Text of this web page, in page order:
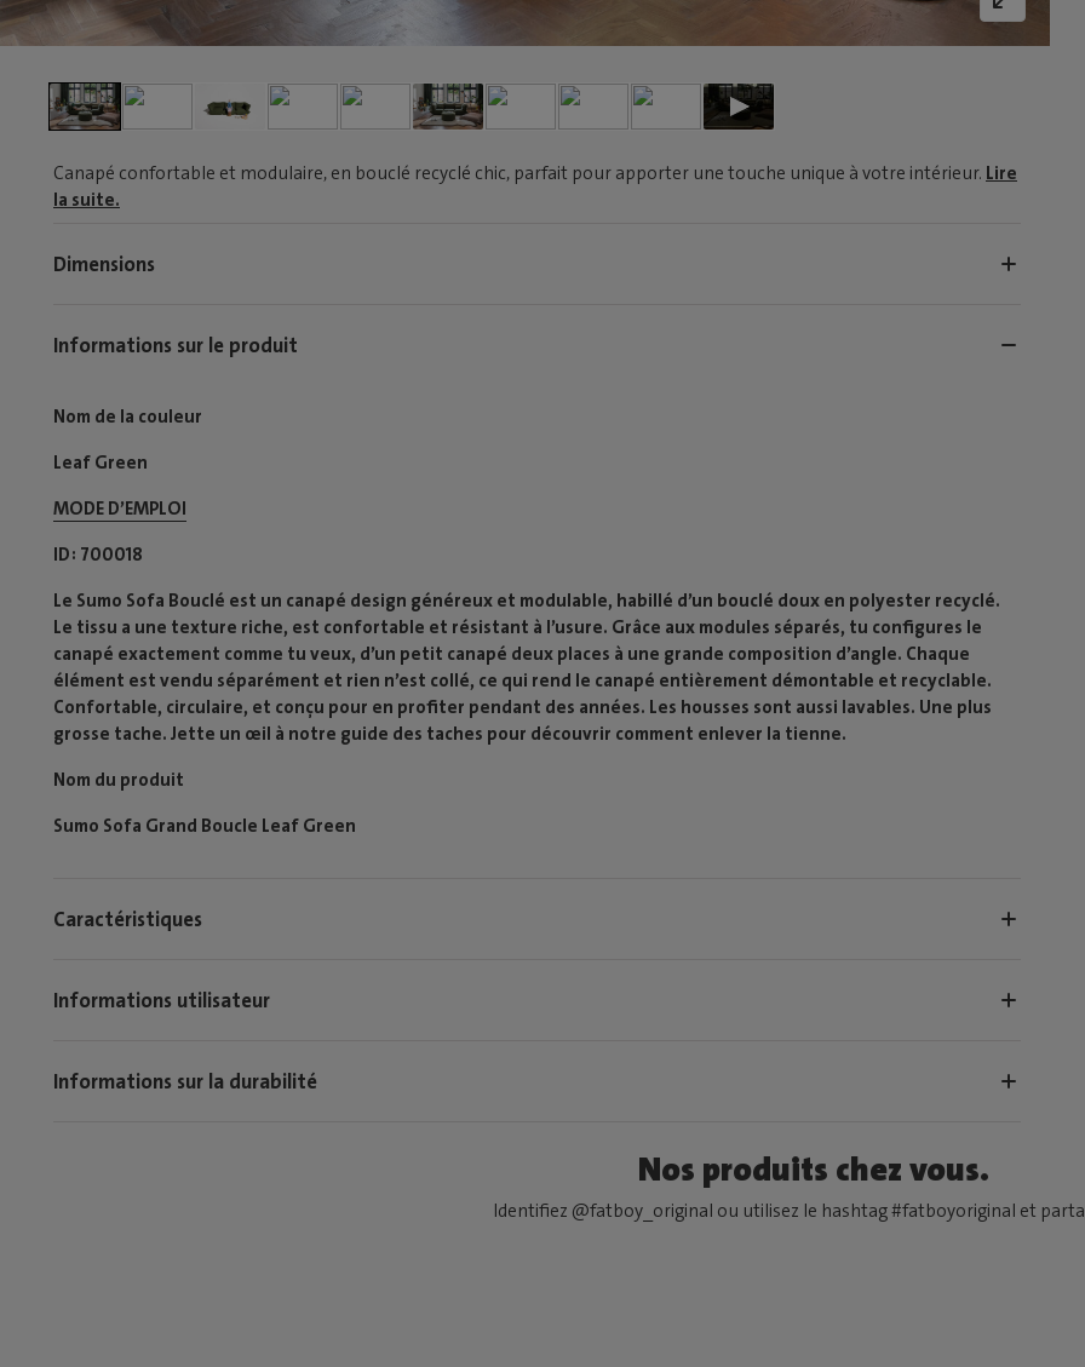
Canapé confortable et modulaire, en bouclé recyclé chic, parfait pour apporter une touche unique à votre intérieur. Lire
la suite.
Dimensions
Informations sur le produit
Nom de la couleur
Leaf Green
MODE D’EMPLOI​
ID 700018
Le Sumo Sofa Bouclé est un canapé design généreux et modulable, habillé d’un bouclé doux en polyester recyclé.
Le tissu a une texture riche, est confortable et résistant à l’usure. Grâce aux modules séparés, tu configures le
canapé exactement comme tu veux, d’un petit canapé deux places à une grande composition d’angle. Chaque
élément est vendu séparément et rien n’est collé, ce qui rend le canapé entièrement démontable et recyclable.
Confortable, circulaire, et conçu pour en profiter pendant des années. Les housses sont aussi lavables. Une plus
grosse tache. Jette un œil à notre guide des taches pour découvrir comment enlever la tienne.
Nom du produit
Sumo Sofa Grand Boucle Leaf Green
Caractéristiques
Informations utilisateur
Informations sur la durabilité
Nos produits chez vous.
Identifiez @fatboy_original ou utilisez le hashtag #fatboyoriginal et